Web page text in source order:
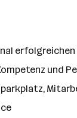
erfolgreichen
und